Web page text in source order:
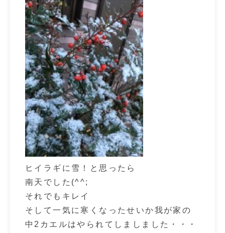
ヒイラギに雪！と思ったら
南天でした(^^;
それでもキレイ
そして一気に寒くなったせいか我が家の
中2カエルはやられてしましました・・・